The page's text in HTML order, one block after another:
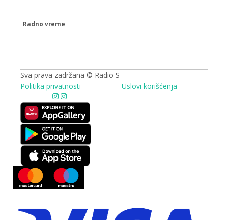
Radno vreme
Sva prava zadržana © Radio S
Politika privatnosti
Uslovi korišćenja